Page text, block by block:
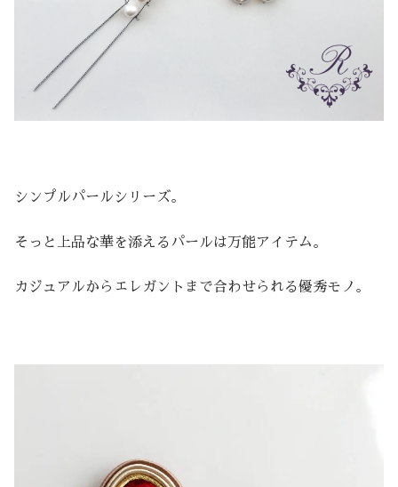
シンプルパールシリーズ。
そっと上品な華を添えるパールは万能アイテム。
カジュアルからエレガントまで合わせられる優秀モノ。